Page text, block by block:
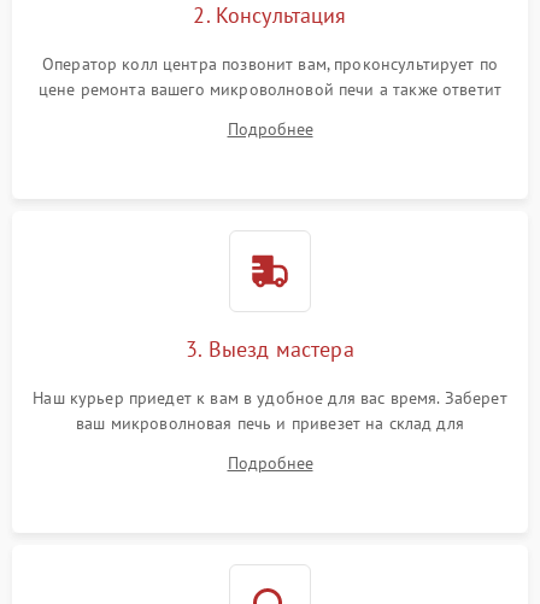
2. Консультация
Оператор колл центра позвонит вам, проконсультирует по
цене ремонта вашего микроволновой печи а также ответит
Подробнее
3. Выезд мастера
Наш курьер приедет к вам в удобное для вас время. Заберет
ваш микроволновая печь и привезет на склад для
Подробнее